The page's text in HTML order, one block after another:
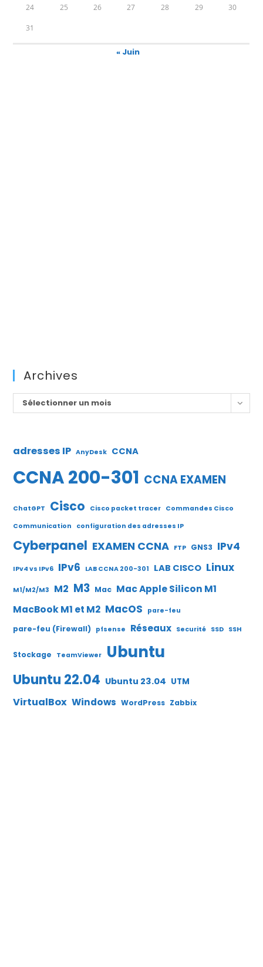
24 25 26 27 28 29 30
31
« Juin
Archives
Archives
Sélectionner un mois
adresses IP AnyDesk CCNA
CCNA 200-301 CCNA EXAMEN
ChatGPT Cisco Cisco packet tracer Commandes Cisco
Communication
configuration des adresses IP
Cyberpanel EXAMEN CCNA FTP GNS3 IPv4
IPv4 vs IPv6 IPv6 LAB CCNA 200-301 LAB CISCO Linux
M1/M2/M3 M2 M3 Mac Mac Apple Silicon M1
MacBook M1 et M2 MacOS pare-feu
pare-feu (Firewall) pfsense Réseaux Securité SSD SSH
Stockage TeamViewer Ubuntu
Ubuntu 22.04 Ubuntu 23.04 UTM
VirtualBox Windows WordPress Zabbix